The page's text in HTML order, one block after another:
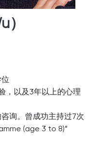
，以及3年以上的心理
询。曾成功主持过7次
(age 3 to 8)”